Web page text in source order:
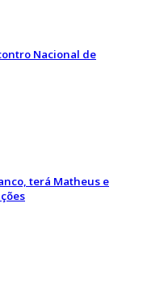
Nacional de
terá Matheus e